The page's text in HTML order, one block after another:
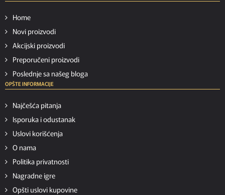
Home
Novi proizvodi
Akcijski proizvodi
Preporučeni proizvodi
Poslednje sa našeg bloga
OPŠTE INFORMACIJE
Najčešća pitanja
Isporuka i odustanak
Uslovi korišćenja
O nama
Politika privatnosti
Nagradne igre
Opšti uslovi kupovine